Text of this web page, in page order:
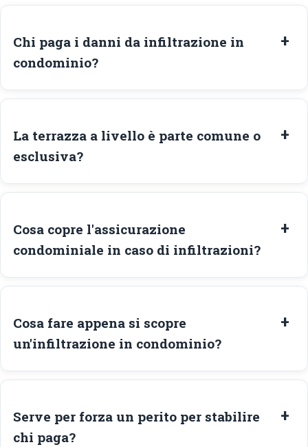
Chi paga i danni da infiltrazione in
condominio?
La terrazza a livello è parte comune o
esclusiva?
Cosa copre l'assicurazione
condominiale in caso di infiltrazioni?
Cosa fare appena si scopre
un'infiltrazione in condominio?
Serve per forza un perito per stabilire
chi paga?